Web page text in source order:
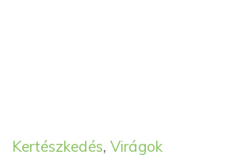
Kategória
Kertészkedés, VirágokCímkék